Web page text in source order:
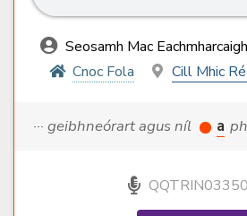
Seosamh Mac Eachmharcaigh
Cnoc Fola
Cill Mhic
··· geibhneórart agus níl a